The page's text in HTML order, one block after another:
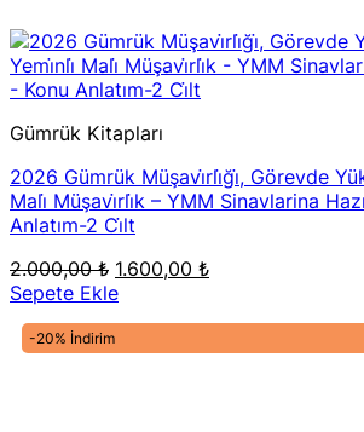
Gümrük Kitapları
2026 Gümrük Müşavi̇rli̇ği̇, Görevde
Mali̇ Müşavi̇rli̇k – YMM Sinavlarina
Anlatım-2 Ci̇lt
2.000,00₺ Orijinal
fiyat:
1.600,00 ₺Şu
Sepete Ekle
-20% İndirim